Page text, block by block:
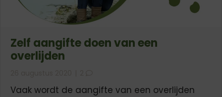
Zelf aangifte doen van een
overlijden
Vaak wordt de aangifte van een overlijden